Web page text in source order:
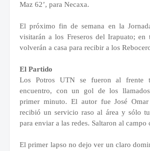
Maz 62’, para Necaxa.
El próximo fin de semana en la
visitarán a los Freseros del Irapuato; en
volverán a casa para recibir a los
El Partido
Los Potros UTN se fueron al frente
encuentro, con un gol de los
primer minuto. El autor fue José Omar
recibió un servicio raso al área y sólo
para enviar a las redes. Saltaron al campo
El primer lapso no dejo ver un claro